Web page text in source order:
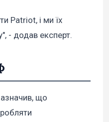
Patriot, і ми їх
- додав експерт.
що